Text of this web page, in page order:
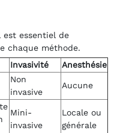
est essentiel de
chaque méthode.
Invasivité Anesthésie
Non
invasive
Aucune
Mini-
invasive
Locale ou
générale